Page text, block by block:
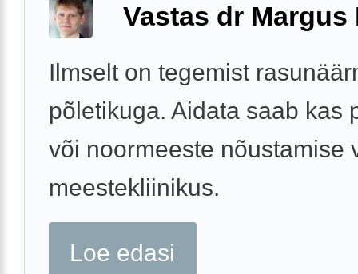
Vastas dr Margus
Ilmselt on tegemist
põletikuga. Aidata saab kas
või noormeeste nõustamise
meestekliinikus.
Loe edasi